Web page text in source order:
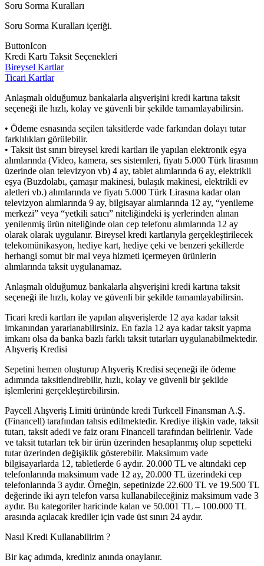
Soru Sorma Kuralları
Soru Sorma Kuralları içeriği.
ButtonIcon
Kredi Kartı Taksit Seçenekleri
Bireysel Kartlar
Ticari Kartlar
Anlaşmalı olduğumuz bankalarla alışverişini kredi kartına taksit
seçeneği ile hızlı, kolay ve güvenli bir şekilde tamamlayabilirsin.
• Ödeme esnasında seçilen taksitlerde vade farkından dolayı tutar
farklılıkları görülebilir.
• Taksit üst sınırı bireysel kredi kartları ile yapılan elektronik eşya
alımlarında (Video, kamera, ses sistemleri, fiyatı 5.000 Türk lirasının
üzerinde olan televizyon vb) 4 ay, tablet alımlarında 6 ay, elektrikli
eşya (Buzdolabı, çamaşır makinesi, bulaşık makinesi, elektrikli ev
aletleri vb.) alımlarında ve fiyatı 5.000 Türk Lirasına kadar olan
televizyon alımlarında 9 ay, bilgisayar alımlarında 12 ay, “yenileme
merkezi” veya “yetkili satıcı” niteliğindeki iş yerlerinden alınan
yenilenmiş ürün niteliğinde olan cep telefonu alımlarında 12 ay
olarak olarak uygulanır. Bireysel kredi kartlarıyla gerçekleştirilecek
telekomünikasyon, hediye kart, hediye çeki ve benzeri şekillerde
herhangi somut bir mal veya hizmeti içermeyen ürünlerin
alımlarında taksit uygulanamaz.
Anlaşmalı olduğumuz bankalarla alışverişini kredi kartına taksit
seçeneği ile hızlı, kolay ve güvenli bir şekilde tamamlayabilirsin.
Ticari kredi kartları ile yapılan alışverişlerde 12 aya kadar taksit
imkanından yararlanabilirsiniz. En fazla 12 aya kadar taksit yapma
imkanı olsa da banka bazlı farklı taksit tutarları uygulanabilmektedir.
Alışveriş Kredisi
Sepetini hemen oluşturup Alışveriş Kredisi seçeneği ile ödeme
adımında taksitlendirebilir, hızlı, kolay ve güvenli bir şekilde
işlemlerini gerçekleştirebilirsin.
Paycell Alışveriş Limiti ürününde kredi Turkcell Finansman A.Ş.
(Financell) tarafından tahsis edilmektedir. Krediye ilişkin vade, taksit
tutarı, taksit adedi ve faiz oranı Financell tarafından belirlenir. Vade
ve taksit tutarları tek bir ürün üzerinden hesaplanmış olup sepetteki
tutar üzerinden değişiklik gösterebilir. Maksimum vade
bilgisayarlarda 12, tabletlerde 6 aydır. 20.000 TL ve altındaki cep
telefonlarında maksimum vade 12 ay, 20.000 TL üzerindeki cep
telefonlarında 3 aydır. Örneğin, sepetinizde 22.600 TL ve 19.500 TL
değerinde iki ayrı telefon varsa kullanabileceğiniz maksimum vade 3
aydır. Bu kategoriler haricinde kalan ve 50.001 TL – 100.000 TL
arasında açılacak krediler için vade üst sınırı 24 aydır.
Nasıl Kredi Kullanabilirim ?
Bir kaç adımda, krediniz anında onaylanır.